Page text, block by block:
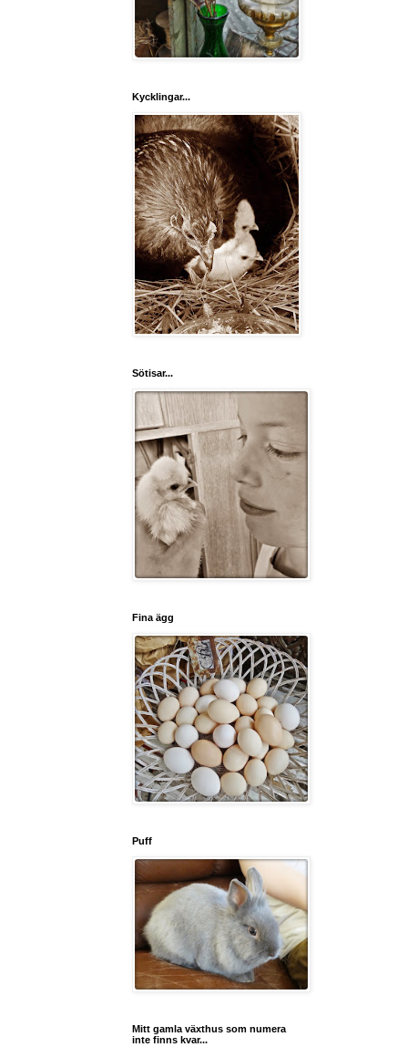
Kycklingar...
Sötisar...
Fina ägg
Puff
Mitt gamla växthus som numera
inte finns kvar...